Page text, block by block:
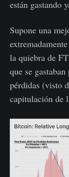
están gastando
Supone una
la quiebra de
que se
pérdidas (visto
capitulación de